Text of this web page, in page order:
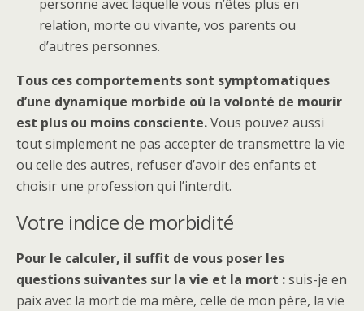
personne avec laquelle vous n’êtes plus en
relation, morte ou vivante, vos parents ou
d’autres personnes.
Tous ces comportements sont symptomatiques
d’une dynamique morbide où la volonté de mourir
est plus ou moins consciente.Vous pouvez aussi
tout simplement ne pas accepter de transmettre la vie
ou celle des autres, refuser d’avoir des enfants et
choisir une profession qui l’interdit.
Votre indice de morbidité
Pour le calculer, il suffit de vous poser les
questions suivantes sur la vie et la mort :suis-je en
paix avec la mort de ma mère, celle de mon père, la vie